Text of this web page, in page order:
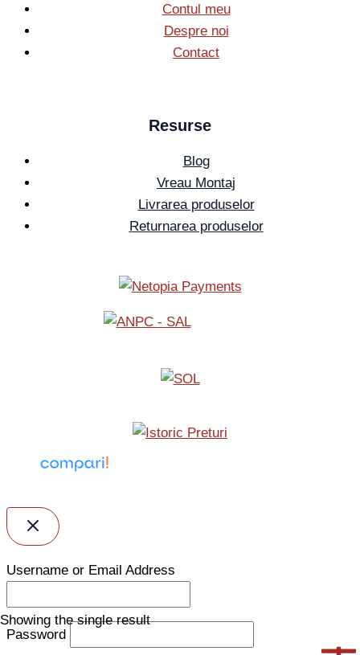
Showing the single result
Contul meu
Despre noi
Contact
Resurse
Blog
Vreau Montaj
Livrarea produselor
Returnarea produselor
Username or Email Address
Password